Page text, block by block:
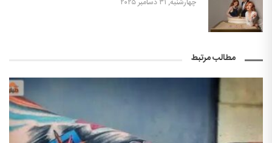
چهارشنبه, ۳۱ دسامبر ۲۰۲۵
مطالب مرتبط